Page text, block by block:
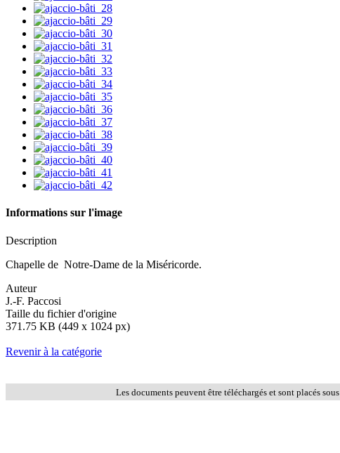
Informations sur l'image
Description
Chapelle de Notre-Dame de la Miséricorde.
Auteur
J.-F. Paccosi
Taille du fichier d'origine
371.75 KB (449 x 1024 px)
Revenir à la catégorie
Les documents peuvent être téléchargés et sont placés sous